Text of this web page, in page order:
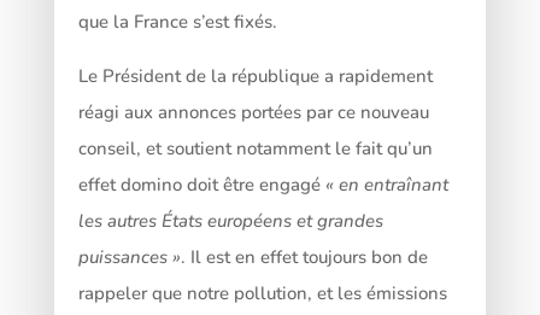
que la France s’est fixés.
Le Président de la république a rapidement
réagi aux annonces portées par ce nouveau
conseil, et soutient notamment le fait qu’un
effet domino doit être engagé « en entraînant
les autres États européens et grandes
puissances ». Il est en effet toujours bon de
rappeler que notre pollution, et les émissions